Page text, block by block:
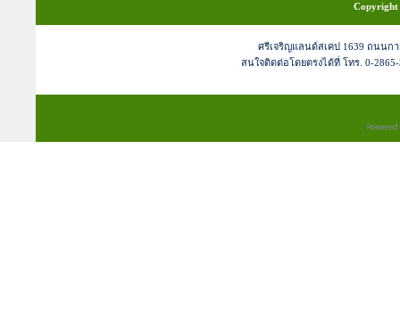
Copyright
ศรีเจริญแลนด์สเคป 1639 ถนนกา
สนใจติดต่อโดยตรงได้ที่ โทร. 0-2865-